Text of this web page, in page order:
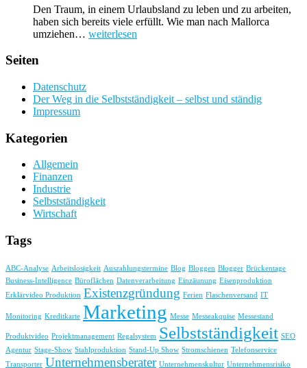
im
Vergleich
Den Traum, in einem Urlaubsland zu leben und zu arbeiten,
haben sich bereits viele erfüllt. Wie man nach Mallorca
umziehen… Umziehen
weiterlesen
Seiten
Datenschutz
Der Weg in die Selbstständigkeit – selbst und ständig
Impressum
Kategorien
Allgemein
Finanzen
Industrie
Selbstständigkeit
Wirtschaft
Tags
ABC-Analyse Arbeitslosigkeit Auszahlungstermine Blog Bloggen Blogger Brückentage
Business-Intelligence Büroflächen Datenverarbeitung Einzäunung Eisenproduktion
Erklärvideo Produktion Existenzgründung Ferien Flaschenversand IT
Monitoring Kreditkarte Marketing Messe Messeakquise Messestand
Produktvideo Projektmanagement Regalsystem Selbstständigkeit SEO
Agentur Stage-Show Stahlproduktion Stand-Up Show Stromschienen Telefonservice
Transporter Unternehmensberater Unternehmenskultur Unternehmensrisiko